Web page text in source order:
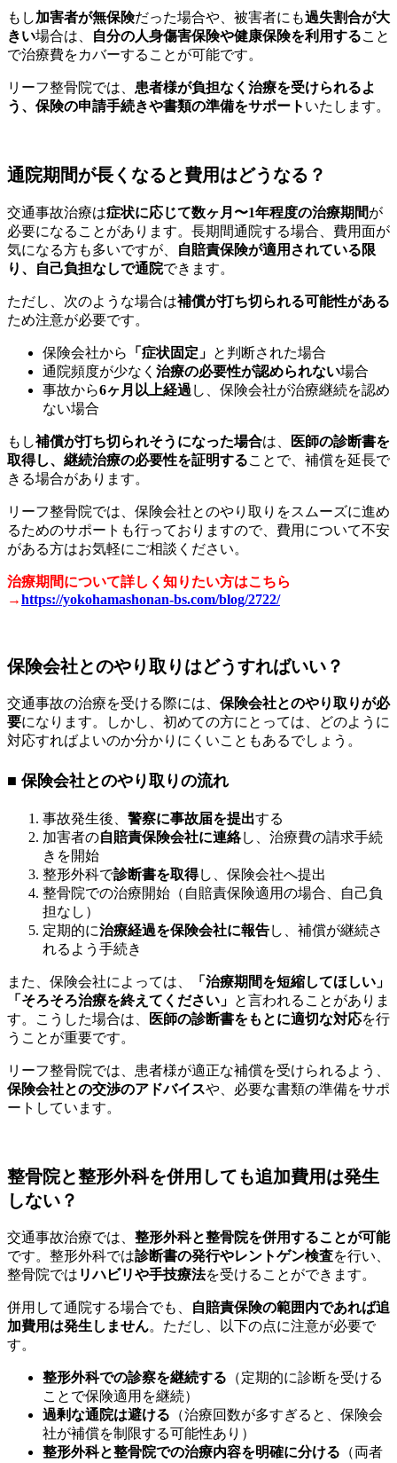
もし加害者が無保険だった場合や、被害者にも過失割合が大
きい場合は、 自分の人身傷害保険や健康保険を利用すること
で治療費をカバーすることが可能です。
リーフ整骨院では、 患者様が負担なく治療を受けられるよ
う、保険の申請手続きや書類の準備をサポート いたします。
通院期間が長くなると費用はどうなる？
交通事故治療は症状に応じて数ヶ月〜1年程度の治療期間が
必要になることがあります。長期間通院する場合、費用面が
気になる方も多いですが、
自賠責保険が適用されている限
り、自己負担なしで通院できます。
ただし、次のような場合は補償が打ち切られる可能性がある
ため注意が必要です。
保険会社から 「症状固定」 と判断された場合
通院頻度が少なく 治療の必要性が認められない場合
事故から6ヶ月以上経過 し、保険会社が治療継続を認め
ない場合
もし補償が打ち切られそうになった場合は、
医師の診断書を
取得し、継続治療の必要性を証明することで、補償を延長で
きる場合があります。
リーフ整骨院では、保険会社とのやり取りをスムーズに進め
るためのサポートも行っておりますので、費用について不安
がある方はお気軽にご相談ください。
治療期間について詳しく知りたい方はこちら
→https://yokohamashonan-bs.com/blog/2722/
保険会社とのやり取りはどうすればいい？
交通事故の治療を受ける際には、 保険会社とのやり取りが必
要になります。しかし、初めての方にとっては、どのように
対応すればよいのか分かりにくいこともあるでしょう。
■ 保険会社とのやり取りの流れ
事故発生後、 警察に事故届を提出する
加害者の自賠責保険会社に連絡し、治療費の請求手続
きを開始
整形外科で診断書を取得し、保険会社へ提出
整骨院での治療開始（自賠責保険適用の場合、自己負
担なし）
定期的に治療経過を保険会社に報告し、補償が継続さ
れるよう手続き
また、保険会社によっては、
「治療期間を短縮してほしい」
「そろそろ治療を終えてください」 と言われることがありま
す。こうした場合は、
医師の診断書をもとに適切な対応を行
うことが重要です。
リーフ整骨院では、患者様が適正な補償を受けられるよう、
保険会社との交渉のアドバイスや、必要な書類の準備をサポ
ートしています。
整骨院と整形外科を併用しても追加費用は発生
しない？
交通事故治療では、 整形外科と整骨院を併用することが可能
です。整形外科では診断書の発行やレントゲン検査を行い、
整骨院では リハビリや手技療法を受けることができます。
併用して通院する場合でも、
自賠責保険の範囲内であれば追
加費用は発生しません。ただし、以下の点に注意が必要で
す。
整形外科での診察を継続する （定期的に診断を受ける
ことで保険適用を継続）
過剰な通院は避ける （治療回数が多すぎると、保険会
社が補償を制限する可能性あり）
整形外科と整骨院での治療内容を明確に分ける （両者